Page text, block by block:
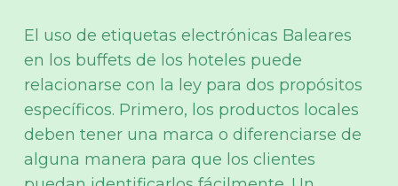
El uso de etiquetas electrónicas Baleares
en los buffets de los hoteles puede
relacionarse con la ley para dos propósitos
específicos. Primero, los productos locales
deben tener una marca o diferenciarse de
alguna manera para que los clientes